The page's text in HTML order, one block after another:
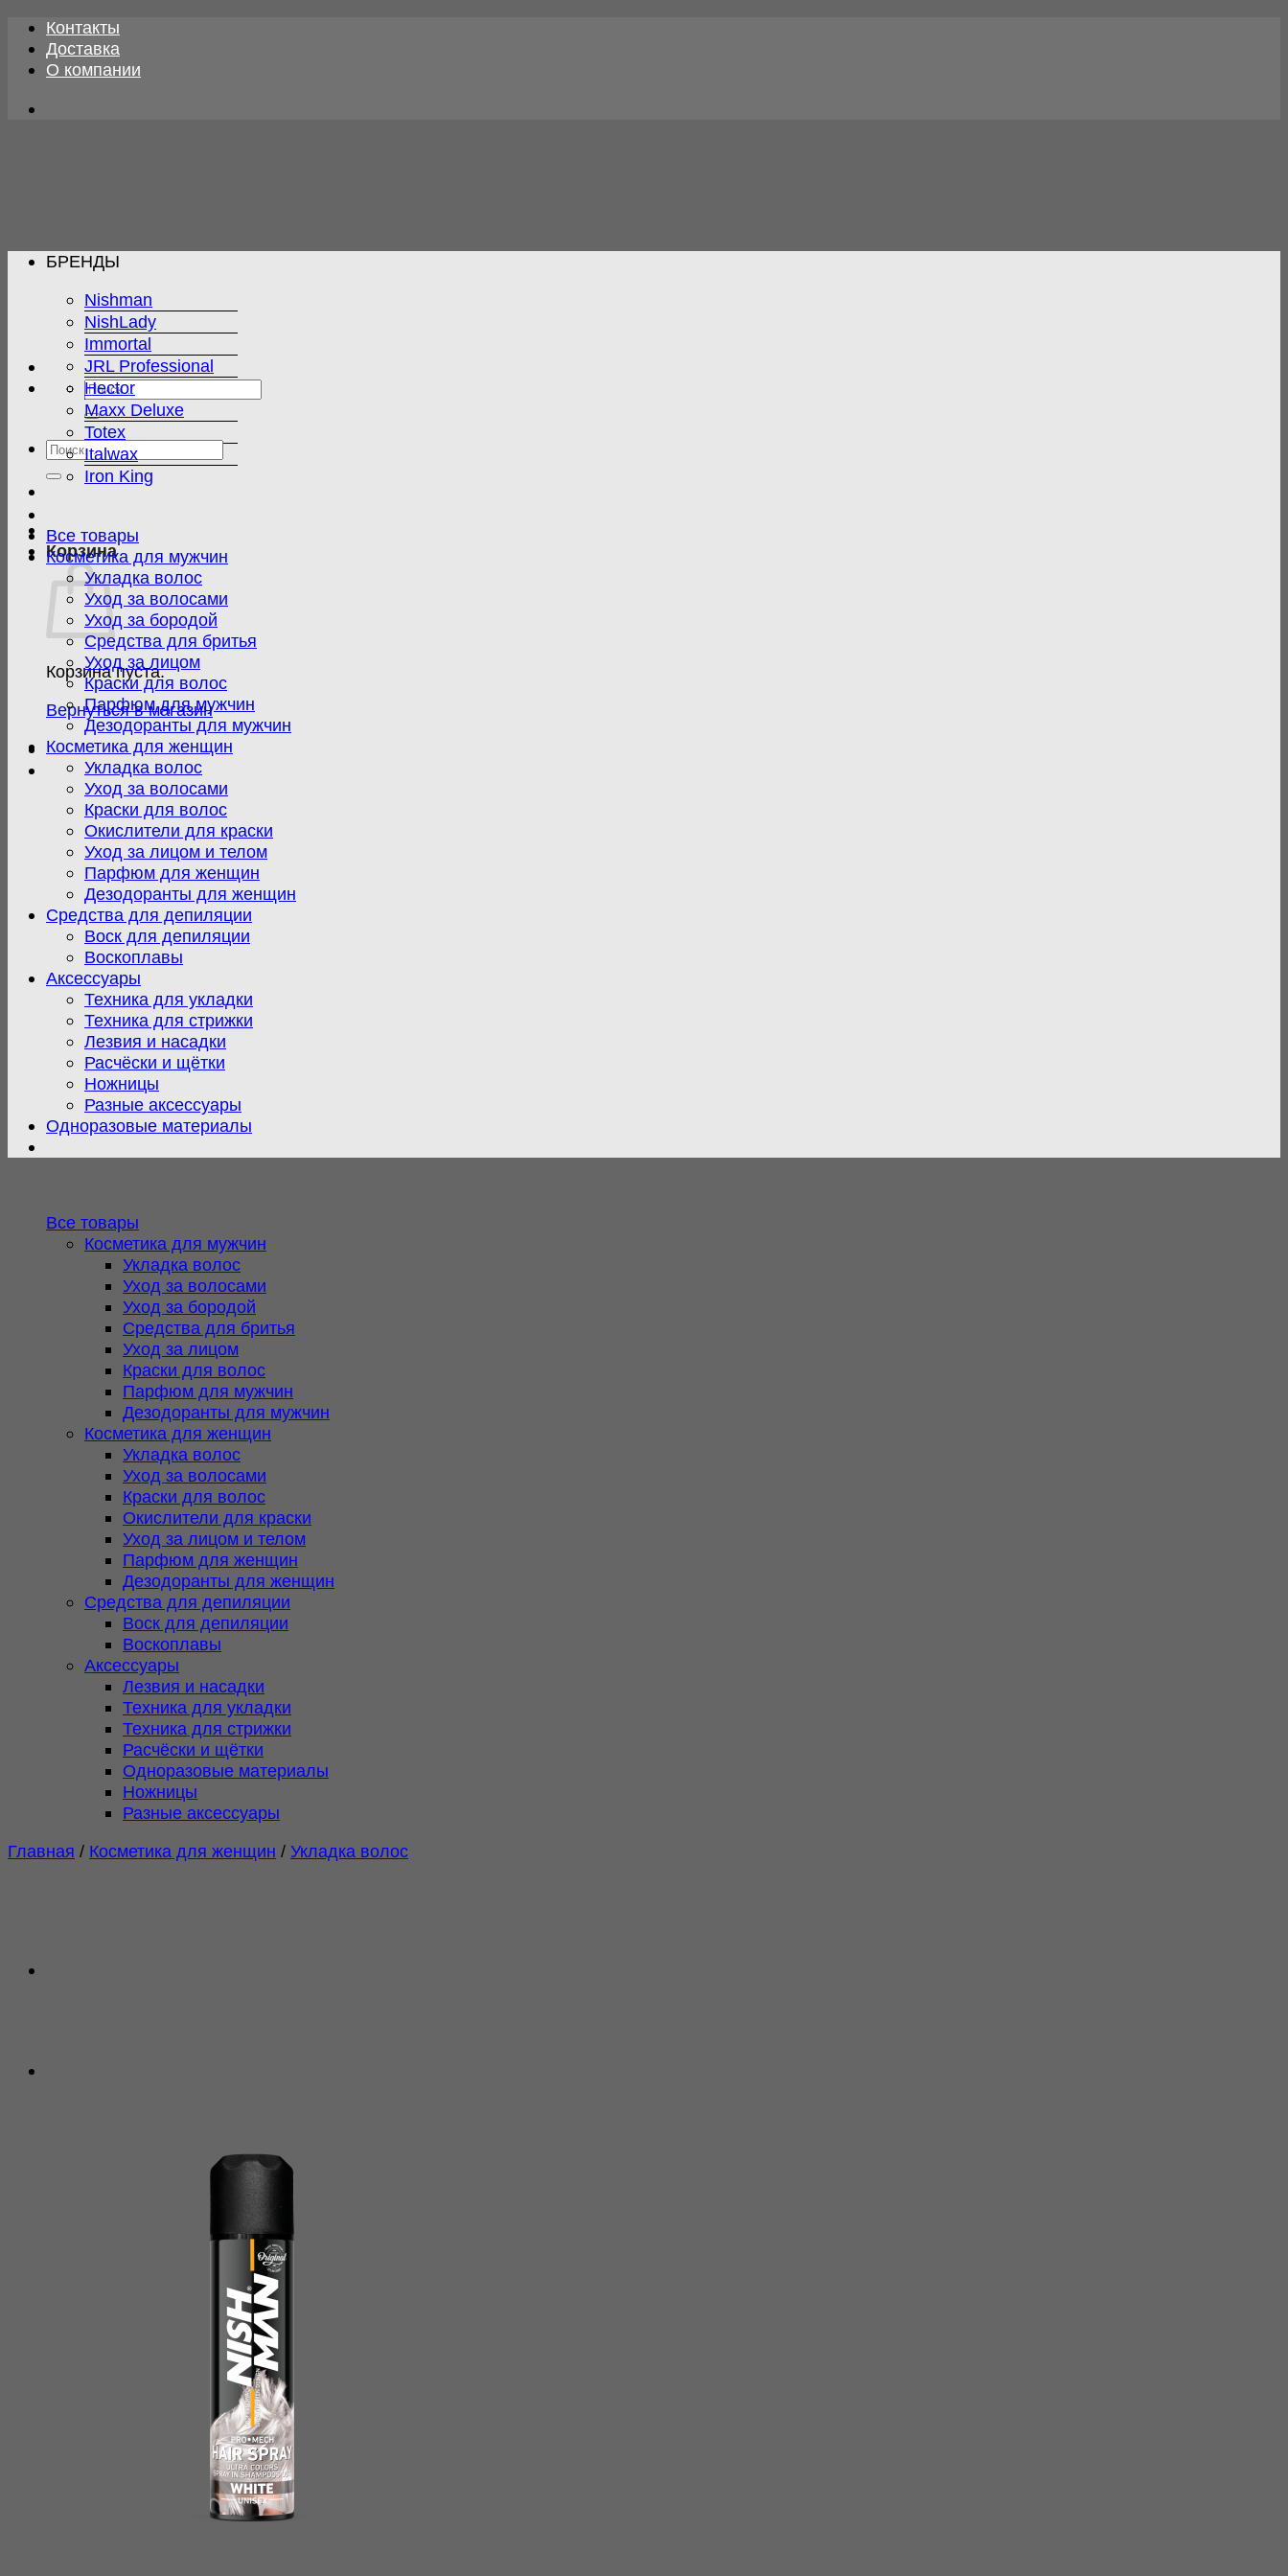
Skip
content
Контакты
Доставка
О компании
Искать:
Искать:
Корзина
Корзина пуста.
Вернуться в магазин
БРЕНДЫ
Nishman
NishLady
Immortal
JRL Professional
Hector
Maxx Deluxe
Totex
Italwax
Iron King
Все товары
Косметика для мужчин
Укладка волос
Уход за волосами
Уход за бородой
Средства для бритья
Уход за лицом
Краски для волос
Парфюм для мужчин
Дезодоранты для мужчин
Косметика для женщин
Укладка волос
Уход за волосами
Краски для волос
Окислители для краски
Уход за лицом и телом
Парфюм для женщин
Дезодоранты для женщин
Средства для депиляции
Воск для депиляции
Воскоплавы
Аксессуары
Техника для укладки
Техника для стрижки
Лезвия и насадки
Расчёски и щётки
Ножницы
Разные аксессуары
Одноразовые материалы
Все товары
Косметика для мужчин
Укладка волос
Уход за волосами
Уход за бородой
Средства для бритья
Уход за лицом
Краски для волос
Парфюм для мужчин
Дезодоранты для мужчин
Косметика для женщин
Укладка волос
Уход за волосами
Краски для волос
Окислители для краски
Уход за лицом и телом
Парфюм для женщин
Дезодоранты для женщин
Средства для депиляции
Воск для депиляции
Воскоплавы
Аксессуары
Лезвия и насадки
Техника для укладки
Техника для стрижки
Расчёски и щётки
Одноразовые материалы
Ножницы
Разные аксессуары
Главная / Косметика для женщин / Укладка волос